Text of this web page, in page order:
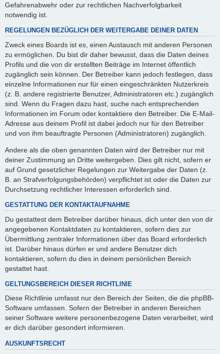
Gefahrenabwehr oder zur rechtlichen Nachverfolgbarkeit
notwendig ist.
REGELUNGEN BEZÜGLICH DER WEITERGABE DEINER DATEN
Zweck eines Boards ist es, einen Austausch mit anderen Personen
zu ermöglichen. Du bist dir daher bewusst, dass die Daten deines
Profils und die von dir erstellten Beiträge im Internet öffentlich
zugänglich sein können. Der Betreiber kann jedoch festlegen, dass
einzelne Informationen nur für einen eingeschränkten Nutzerkreis
(z. B. andere registrierte Benutzer, Administratoren etc.) zugänglich
sind. Wenn du Fragen dazu hast, suche nach entsprechenden
Informationen im Forum oder kontaktiere den Betreiber. Die E-Mail-
Adresse aus deinem Profil ist dabei jedoch nur für den Betreiber
und von ihm beauftragte Personen (Administratoren) zugänglich.
Andere als die oben genannten Daten wird der Betreiber nur mit
deiner Zustimmung an Dritte weitergeben. Dies gilt nicht, sofern er
auf Grund gesetzlicher Regelungen zur Weitergabe der Daten (z.
B. an Strafverfolgungsbehörden) verpflichtet ist oder die Daten zur
Durchsetzung rechtlicher Interessen erforderlich sind.
GESTATTUNG DER KONTAKTAUFNAHME
Du gestattest dem Betreiber darüber hinaus, dich unter den von dir
angegebenen Kontaktdaten zu kontaktieren, sofern dies zur
Übermittlung zentraler Informationen über das Board erforderlich
ist. Darüber hinaus dürfen er und andere Benutzer dich
kontaktieren, sofern du dies in deinem persönlichen Bereich
gestattet hast.
GELTUNGSBEREICH DIESER RICHTLINIE
Diese Richtlinie umfasst nur den Bereich der Seiten, die die phpBB-
Software umfassen. Sofern der Betreiber in anderen Bereichen
seiner Software weitere personenbezogene Daten verarbeitet, wird
er dich darüber gesondert informieren.
AUSKUNFTSRECHT